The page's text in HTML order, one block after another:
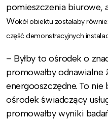
pomieszczenia biurowe,
Wokół obiektu zostałaby
częśćdemonstracyjnych
– Byłby to ośrodek o
promowałby odnawialne
energooszczędne. To
ośrodek świadczący
promowałby wyniki